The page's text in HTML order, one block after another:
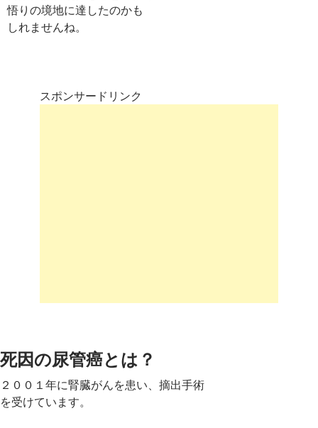
悟りの境地に達したのかも
しれませんね。
スポンサードリンク
死因の尿管癌とは？
２００１年に腎臓がんを患い、摘出手術
を受けています。